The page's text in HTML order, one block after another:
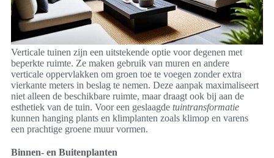
Verticale tuinen zijn een uitstekende optie voor degenen met
beperkte ruimte. Ze maken gebruik van muren en andere
verticale oppervlakken om groen toe te voegen zonder extra
vierkante meters in beslag te nemen. Deze aanpak maximaliseert
niet alleen de beschikbare ruimte, maar draagt ook bij aan de
esthetiek van de tuin. Voor een geslaagde tuintransformatie
kunnen hanging plants en klimplanten zoals klimop en varens
een prachtige groene muur vormen.
Binnen- en Buitenplanten